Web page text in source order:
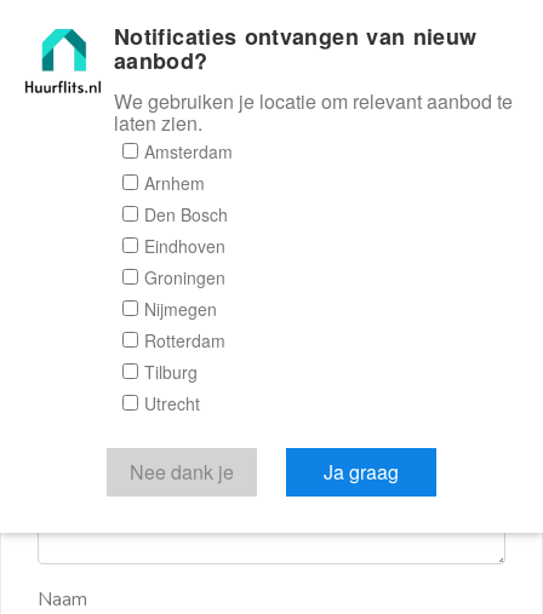
Huurflits
Reactieformulier
Huurflits
Verstuur je bericht
Door een bericht te sturen kom je in contact met de
aanbieder of makelaar van de woning.
Naam
Notificaties ontvangen van nieuw
aanbod?
We gebruiken je locatie om relevant aanbod te
laten zien.
Amsterdam
Arnhem
Den Bosch
Eindhoven
Groningen
Nijmegen
Rotterdam
Tilburg
Utrecht
Nee dank je Ja graag